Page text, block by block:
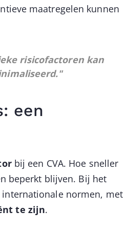
maatregelen kunnen
risicofactoren kan
een
bij een CVA. Hoe sneller
beperkt blijven. Bij het
internationale normen, met
te zijn.